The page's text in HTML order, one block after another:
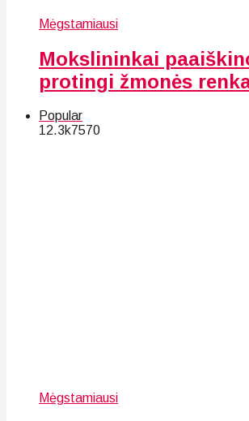
Mėgstamiausi
Mokslininkai
protingi žmonės
Popular
12.3k7570
Mėgstamiausi